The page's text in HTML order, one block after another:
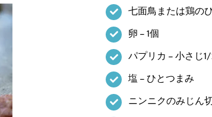
七面鳥または鶏の
卵 – 1個
パプリカ – 小さじ
塩 – ひとつまみ
ニンニクのみじん